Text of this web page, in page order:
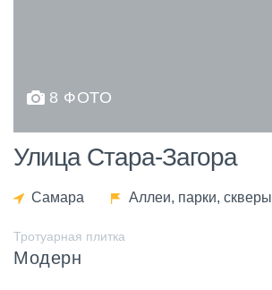
8 ФОТО
Улица Стара-Загора
Самара Аллеи, парки, скверы
Тротуарная плитка
Модерн